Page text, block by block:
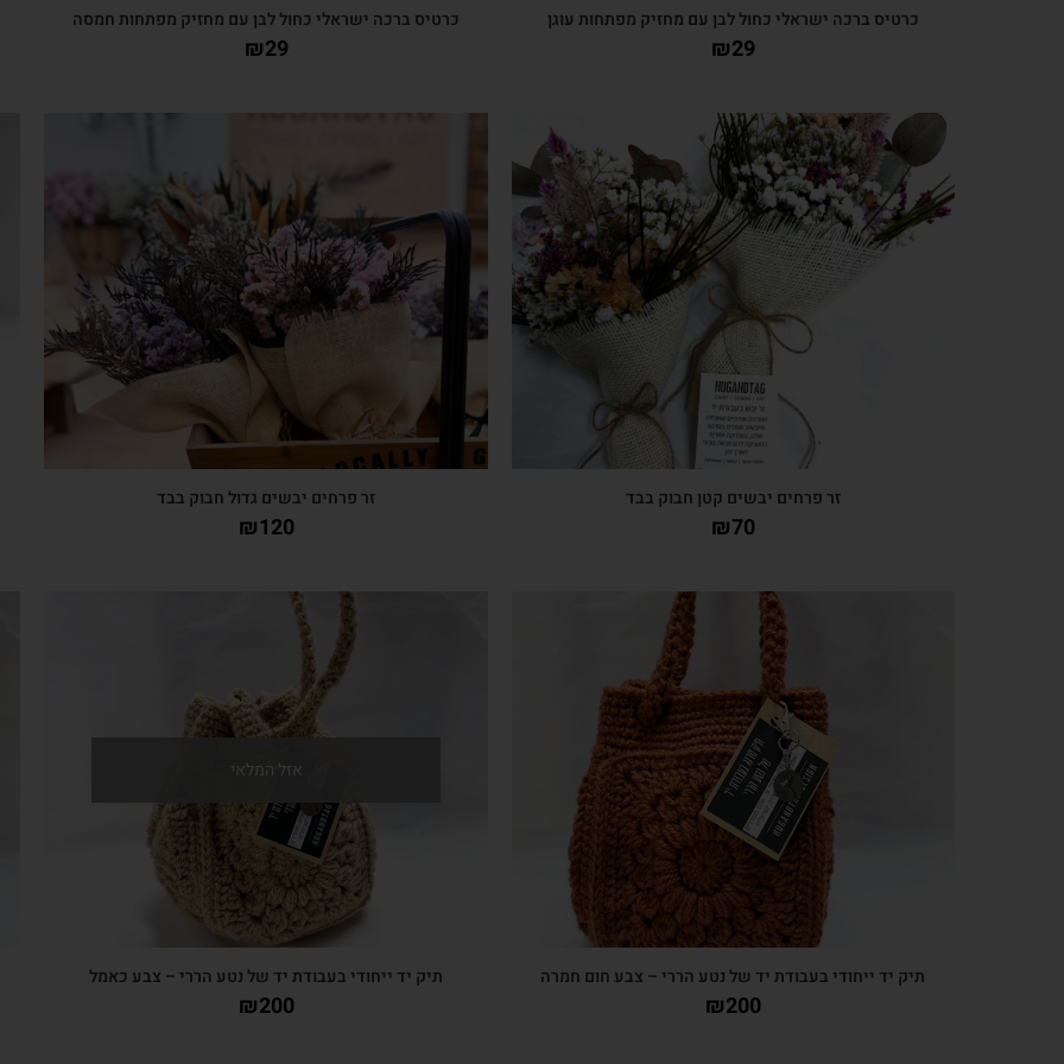
כרטיס ברכה ישראלי כחול לבן עם מחזיק מפתחות עוגן
₪29
כרטיס ברכה ישראלי כחול לבן עם מחזיק מפתחות חמסה
₪29
צפייה מהירה
זר פרחים יבשים קטן חבוק בבד
₪70
צפייה מהירה
זר פרחים יבשים גדול חבוק בבד
₪120
צפייה מהירה
תיק יד ייחודי בעבודת יד של נטע הררי – צבע חום חמרה
₪200
אזל המלאי
צפייה מהירה
תיק יד ייחודי בעבודת יד של נטע הררי – צבע כאמל
₪200